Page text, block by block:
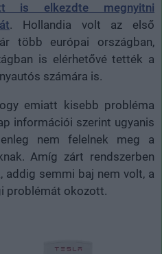
is elkezdte megnyitni
. Hollandia volt az első
több európai országban,
is elérhetővé tették a
számára is.
emiatt kisebb probléma
információi szerint ugyanis
nem felelnek meg a
Amíg zárt rendszerben
semmi baj nem volt, a
problémát okozott.